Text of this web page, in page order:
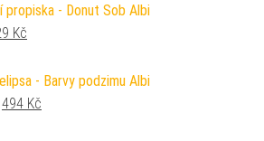
propiska - Donut Sob Albi
cena byla: 89 Kč.
Kč
- Barvy podzimu Albi
Původní cena byla: 549 Kč.
494 Kč